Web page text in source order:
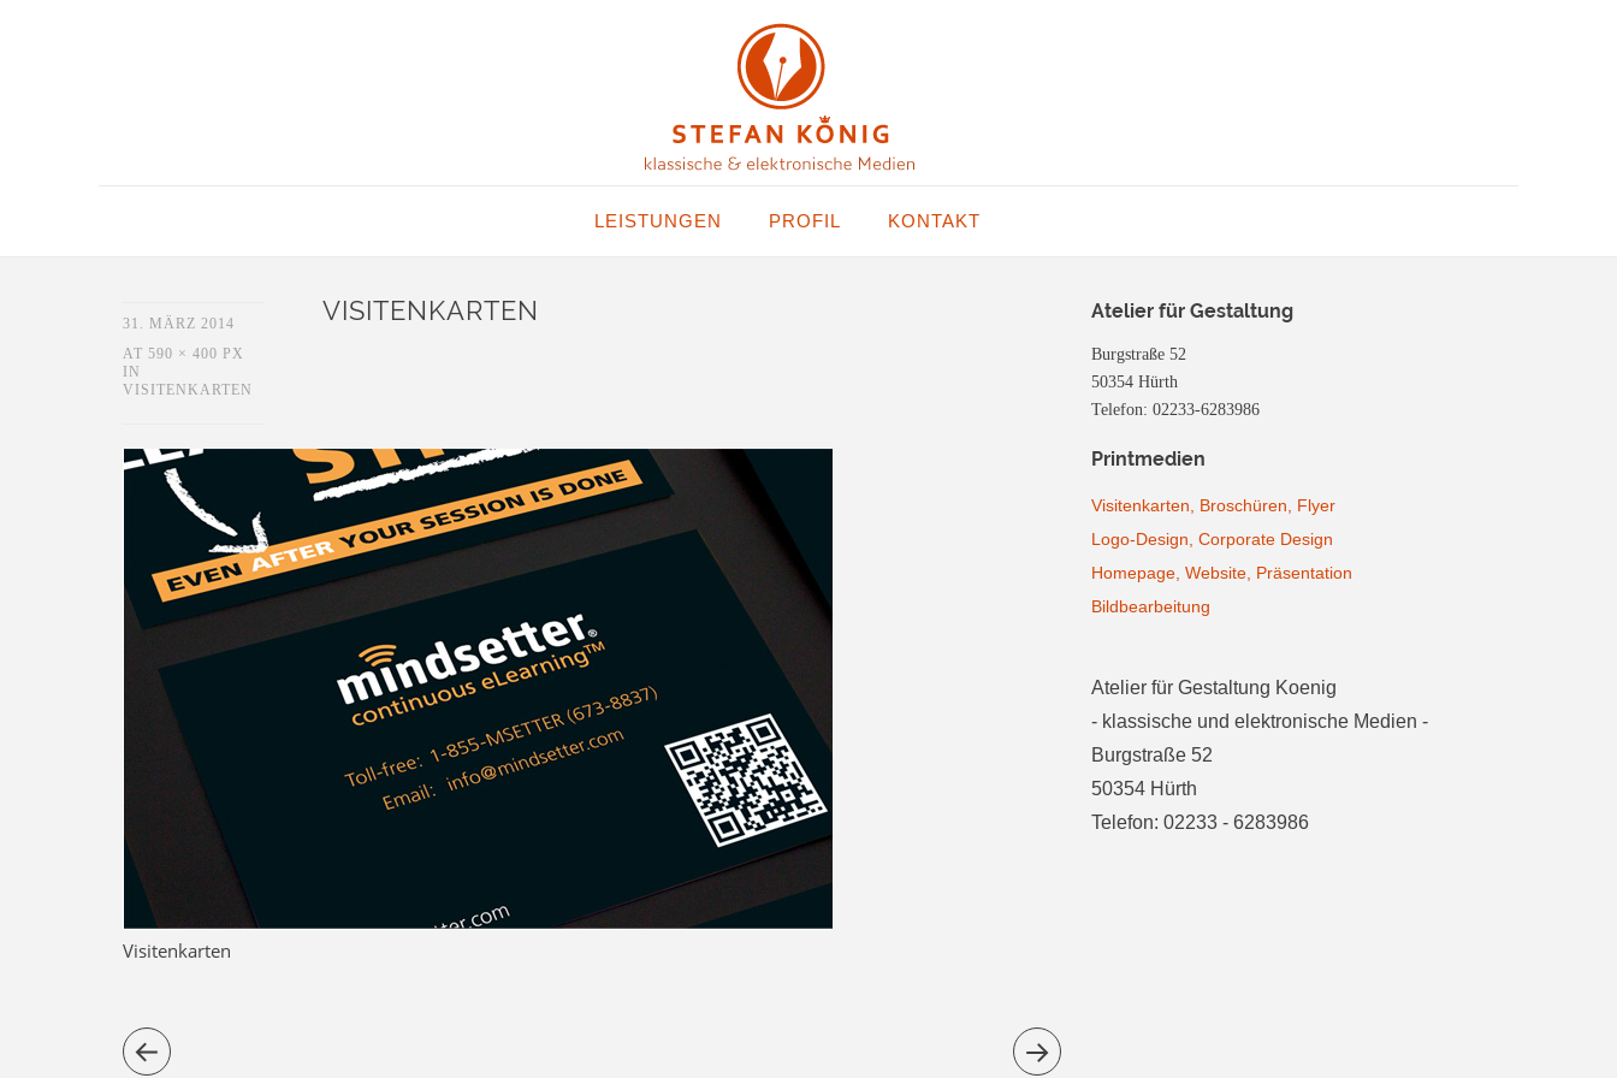
LEISTUNGEN PROFIL KONTAKT
31. MÄRZ 2014
AT 590 × 400 PX
IN
VISITENKARTEN
VISITENKARTEN
Visitenkarten
Atelier für Gestaltung
Burgstraße 52
50354 Hürth
Telefon: 02233-6283986
Printmedien
Visitenkarten, Broschüren, Flyer
Logo-Design, Corporate Design
Homepage, Website, Präsentation
Bildbearbeitung
Atelier für Gestaltung Koenig
- klassische und elektronische Medien -
Burgstraße 52
50354 Hürth
Telefon: 02233 - 6283986